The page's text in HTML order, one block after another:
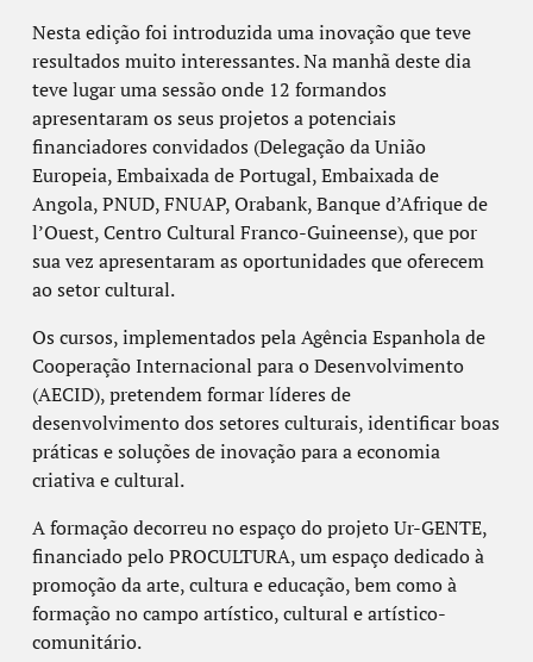
Nesta edição foi introduzida uma inovação que teve
resultados muito interessantes. Na manhã deste dia
teve lugar uma sessão onde 12 formandos
apresentaram os seus projetos a potenciais
financiadores convidados (Delegação da União
Europeia, Embaixada de Portugal, Embaixada de
Angola, PNUD, FNUAP, Orabank, Banque d’Afrique de
l’Ouest, Centro Cultural Franco-Guineense), que por
sua vez apresentaram as oportunidades que oferecem
ao setor cultural.
Os cursos, implementados pela Agência Espanhola de
Cooperação Internacional para o Desenvolvimento
(AECID), pretendem formar líderes de
desenvolvimento dos setores culturais, identificar boas
práticas e soluções de inovação para a economia
criativa e cultural.
A formação decorreu no espaço do projeto Ur-GENTE,
financiado pelo PROCULTURA, um espaço dedicado à
promoção da arte, cultura e educação, bem como à
formação no campo artístico, cultural e artístico-
comunitário.